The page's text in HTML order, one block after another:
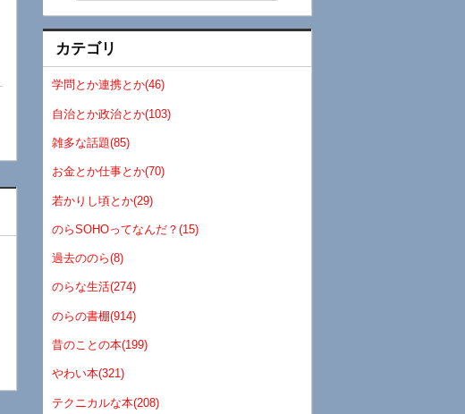
カテゴリ
学問とか連携とか(46)
自治とか政治とか(103)
雑多な話題(85)
お金とか仕事とか(70)
若かりし頃とか(29)
のらSOHOってなんだ？(15)
過去ののら(8)
のらな生活(274)
のらの書棚(914)
昔のことの本(199)
やわい本(321)
テクニカルな本(208)